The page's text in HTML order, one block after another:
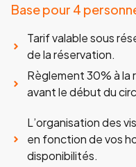
Base pour 4
Tarif valable sous
de la réservation.
Règlement 30% à la
avant le début du
L’organisation des
en fonction de vos
disponibilités.